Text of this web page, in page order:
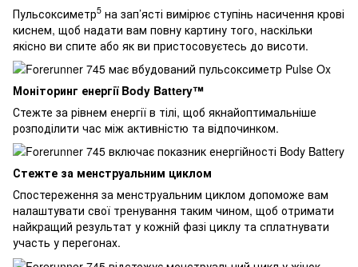
Пульсоксиметр5 на зап’ясті вимірює ступінь насичення крові
киснем, щоб надати вам повну картину того, наскільки
якісно ви спите або як ви пристосовуєтесь до висоти.
Моніторинг енергії Body Battery™
Стежте за рівнем енергії в тілі, щоб якнайоптимальніше
розподілити час між активністю та відпочинком.
Стежте за менструальним циклом
Спостереження за менструальним циклом допоможе вам
налаштувати свої тренування таким чином, щоб отримати
найкращий результат у кожній фазі циклу та сплатнувати
участь у перегонах.